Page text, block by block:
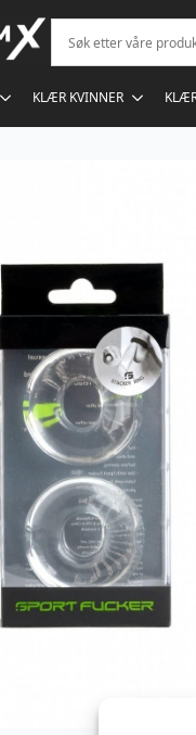
KLÆR KVINNER